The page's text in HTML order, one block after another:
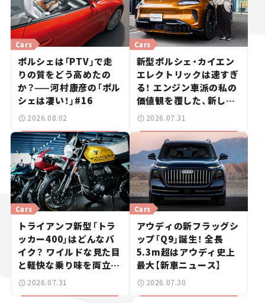
ポルシェは「PTV」で走
りの質をどう高めたの
か？——河村康彦の「ポル
シェは凄い！」#16
Cars
2026.08.02
新型ポルシェ・カイエン
エレクトリックは速すぎ
る！ エンジン車派の私の
価値観を覆した、新しい
ポルシェの走り。
Cars
2026.07.31
トライアンフ新型「トラ
ッカー400」はどんなバ
イク？ ワイルドな見た目
と軽快な乗り味を両立し
た400ccフラットトラッ
Cars
2026.07.31
アウディの新フラッグシ
ップ「Q9」誕生！ 全長
5.3m超はアウディ史上
最大【新車ニュース】
Cars
2026.07.30